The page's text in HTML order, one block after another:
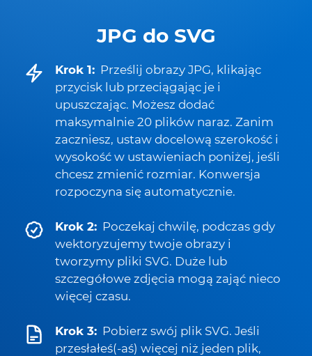
JPG do SVG
Krok 1: Prześlij obrazy JPG, klikając
przycisk lub przeciągając je i
upuszczając. Możesz dodać
maksymalnie 20 plików naraz. Zanim
zaczniesz, ustaw docelową szerokość i
wysokość w ustawieniach poniżej, jeśli
chcesz zmienić rozmiar. Konwersja
rozpoczyna się automatycznie.
Krok 2: Poczekaj chwilę, podczas gdy
wektoryzujemy twoje obrazy i
tworzymy pliki SVG. Duże lub
szczegółowe zdjęcia mogą zająć nieco
więcej czasu.
Krok 3: Pobierz swój plik SVG. Jeśli
przesłałeś(-aś) więcej niż jeden plik,